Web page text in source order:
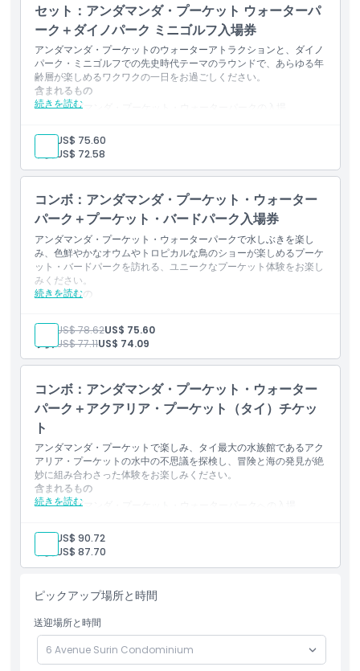
セット：アンダマンダ・プーケット ウォーターパ
ーク＋ダイノパーク ミニゴルフ入場券
アンダマンダ・プーケットのウォーターアトラクションと、ダイノ
パーク・ミニゴルフでの先史時代テーマのラウンドで、あらゆる年
齢層が楽しめるワクワクの一日をお過ごしください。
続きを読む
含まれるもの
アンダマンダ・プーケット・ウォーターパークの入場
すべてのスライド、アトラクション、ミニゴルフコースへのア
クセス
大人: US$ 75.60
子供: US$ 72.58
コンボ：アンダマンダ・プーケット・ウォーター
パーク＋プーケット・バードパーク入場券
アンダマンダ・プーケット・ウォーターパークで水しぶきを楽し
み、色鮮やかなオウムやトロピカルな鳥のショーが楽しめるプーケ
ット・バードパークを訪れる、ユニークなプーケット体験をお楽し
みください。
続きを読む
含まれるもの
プーケット・バードパークの入場
アトラクション、スライド、鳥のショーの利用
大人: US$ 78.62US$ 75.60
子供:US$ 77.11US$ 74.09
コンボ：アンダマンダ・プーケット・ウォーター
パーク＋アクアリア・プーケット（タイ）チケッ
ト
アンダマンダ・プーケットで楽しみ、タイ最大の水族館であるアク
アリア・プーケットの水中の不思議を探検し、冒険と海の発見が絶
妙に組み合わさった体験をお楽しみください。
続きを読む
含まれるもの
アンダマンダ・プーケット・ウォーターパークへの入場
スライダー、プール、海洋展示へのアクセス
大人: US$ 90.72
子供: US$ 87.70
ピックアップ場所と時間
送迎場所と時間